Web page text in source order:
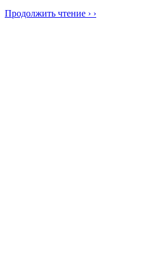
Продолжить чтение › ›